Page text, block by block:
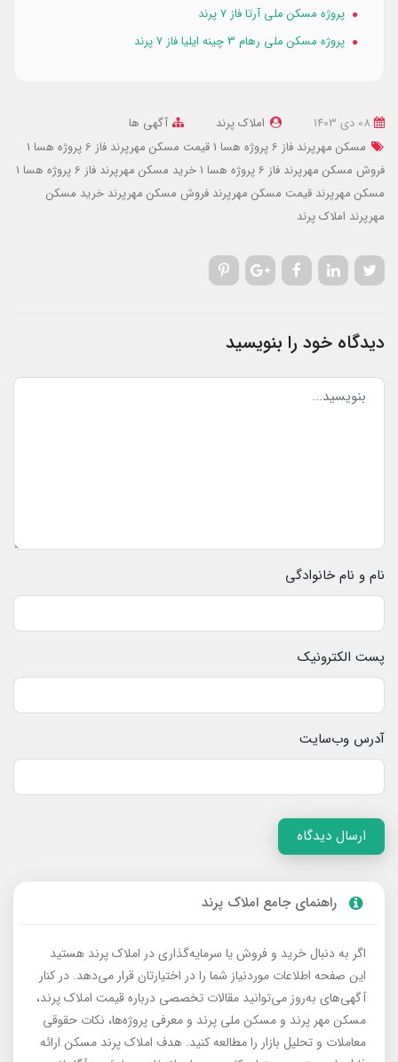
پروژه مسکن ملی آرتا فاز 7 پرند
پروژه مسکن ملی رهام 3 چینه ایلیا فاز 7 پرند
املاک پرند
آگهی ها
مسکن مهرپرند فاز 6 پروژه هسا 1
قیمت مسکن مهرپرند فاز 6 پروژه هسا 1
فروش مسکن مهرپرند فاز 6 پروژه هسا 1
خرید مسکن مهرپرند فاز 6 پروژه هسا 1
مسکن مهرپرند قیمت مسکن مهرپرند فروش مسکن مهرپرند خرید مسکن
مهرپرند املاک پرند
دیدگاه خود را بنویسید
نام و نام خانوادگی
پست الکترونیک
آدرس وب‌سایت
ارسال دیدگاه
راهنمای جامع املاک پرند
اگر به دنبال خرید و فروش یا سرمایه‌گذاری در املاک پرند هستید
این صفحه اطلاعات موردنیاز شما را در اختیارتان قرار می‌دهد. در کنار
آگهی‌های به‌روز می‌توانید مقالات تخصصی درباره قیمت املاک پرند،
مسکن مهر پرند و مسکن ملی پرند و معرفی پروژه‌ها، نکات حقوقی
معاملات و تحلیل بازار را مطالعه کنید. هدف املاک پرند مسکن ارائه